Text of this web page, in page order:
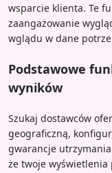
wsparcie klienta. Te
zaangażowanie
wglądu w dane
Podstawowe
wyników
Szukaj dostawców
geograficzną,
gwarancje
że twoje